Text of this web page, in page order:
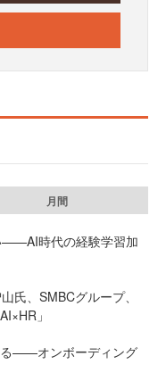
月間
——AI時代の経験学習加
氏、SMBCグループ、
」
る——オンボーディング